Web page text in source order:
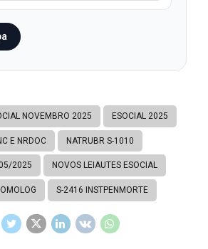
NOVEMBRO 2025 ESOCIAL 2025
E NRDOC NATRUBR S-1010
2025 NOVOS LEIAUTES ESOCIAL
S-2416 INSTPENMORTE